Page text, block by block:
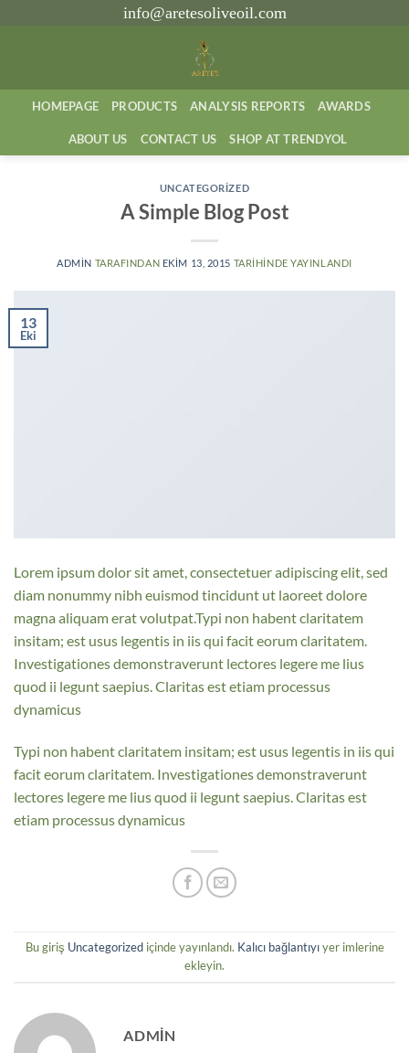
info@aretesoliveoil.com
HOMEPAGE PRODUCTS ANALYSIS REPORTS AWARDS
ABOUT US CONTACT US SHOP AT TRENDYOL
UNCATEGORIZED
A Simple Blog Post
ADMIN TARAFINDAN EKIM 13, 2015 TARIHINDE YAYINLANDI
13
Eki
Lorem ipsum dolor sit amet, consectetuer adipiscing elit, sed
diam nonummy nibh euismod tincidunt ut laoreet dolore
magna aliquam erat volutpat.Typi non habent claritatem
insitam; est usus legentis in iis qui facit eorum claritatem.
Investigationes demonstraverunt lectores legere me lius
quod ii legunt saepius. Claritas est etiam processus
dynamicus
Typi non habent claritatem insitam; est usus legentis in iis qui
facit eorum claritatem. Investigationes demonstraverunt
lectores legere me lius quod ii legunt saepius. Claritas est
etiam processus dynamicus
Bu giriş Uncategorizediçinde yayınlandı. Kalıcı bağlantıyıyer imlerine
ekleyin.
ADMIN